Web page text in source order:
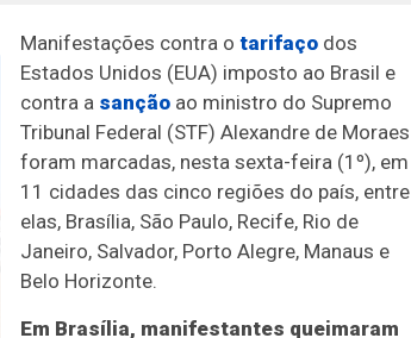
Manifestações contra o tarifaço dos
Estados Unidos (EUA) imposto ao Brasil e
contra a sanção ao ministro do Supremo
Tribunal Federal (STF) Alexandre de Moraes
foram marcadas, nesta sexta-feira (1º), em
11 cidades das cinco regiões do país, entre
elas, Brasília, São Paulo, Recife, Rio de
Janeiro, Salvador, Porto Alegre, Manaus e
Belo Horizonte.
Em Brasília, manifestantes queimaram